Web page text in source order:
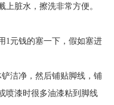
脏水，擦洗非常方便。
1元钱的塞一下，假如塞进
洁净，然后铺贴脚线，铺
喷漆时很多油漆粘到脚线